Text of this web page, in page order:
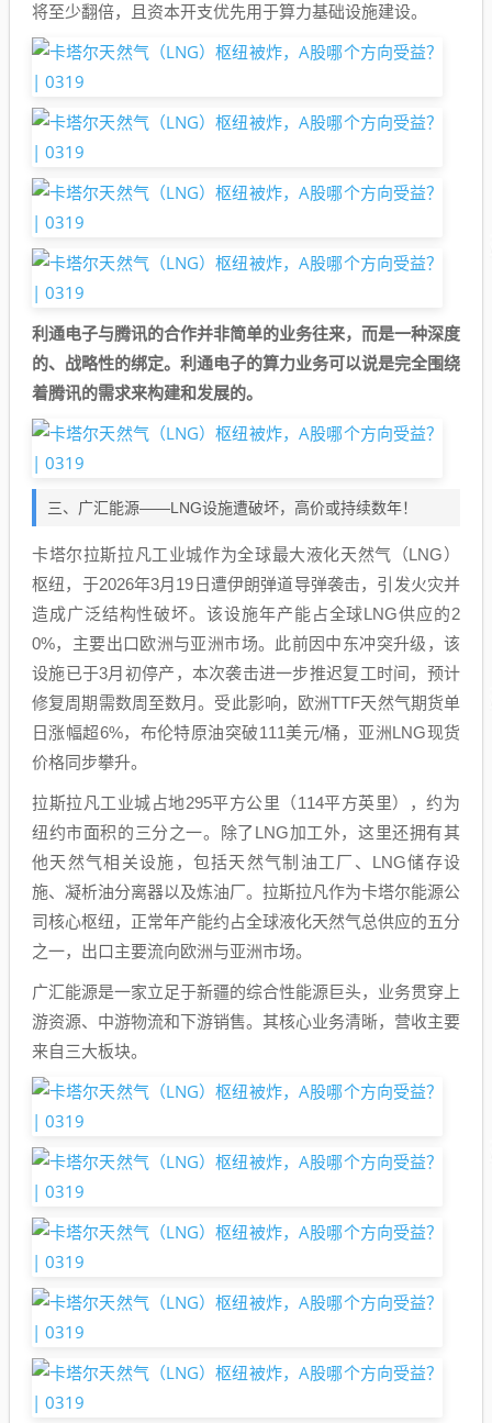
将至少翻倍，且资本开支优先用于算力基础设施建设。
利通电子与腾讯的合作并非简单的业务往来，而是一种深度
的、战略性的绑定。利通电子的算力业务可以说是完全围绕
着腾讯的需求来构建和发展的。
三、广汇能源——LNG设施遭破坏，高价或持续数年！
卡塔尔拉斯拉凡工业城作为全球最大液化天然气（LNG）
枢纽，于2026年3月19日遭伊朗弹道导弹袭击，引发火灾并
造成广泛结构性破坏。该设施年产能占全球LNG供应的2
0%，主要出口欧洲与亚洲市场。此前因中东冲突升级，该
设施已于3月初停产，本次袭击进一步推迟复工时间，预计
修复周期需数周至数月。受此影响，欧洲TTF天然气期货单
日涨幅超6%，布伦特原油突破111美元/桶，亚洲LNG现货
价格同步攀升。
拉斯拉凡工业城占地295平方公里（114平方英里），约为
纽约市面积的三分之一。除了LNG加工外，这里还拥有其
他天然气相关设施，包括天然气制油工厂、LNG储存设
施、凝析油分离器以及炼油厂。拉斯拉凡作为卡塔尔能源公
司核心枢纽，正常年产能约占全球液化天然气总供应的五分
之一，出口主要流向欧洲与亚洲市场。
广汇能源是一家立足于新疆的综合性能源巨头，业务贯穿上
游资源、中游物流和下游销售。其核心业务清晰，营收主要
来自三大板块。